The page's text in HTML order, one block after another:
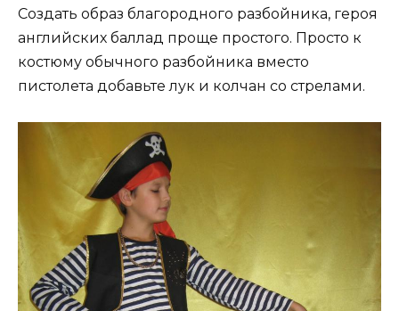
Создать образ благородного разбойника, героя
английских баллад проще простого. Просто к
костюму обычного разбойника вместо
пистолета добавьте лук и колчан со стрелами.